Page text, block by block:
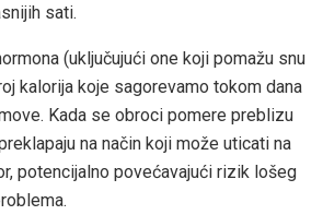
sati.
(uključujući one koji pomažu snu
kalorija koje sagorevamo tokom dana
Kada se obroci pomere preblizu
na način koji može uticati na
potencijalno povećavajući rizik lošeg